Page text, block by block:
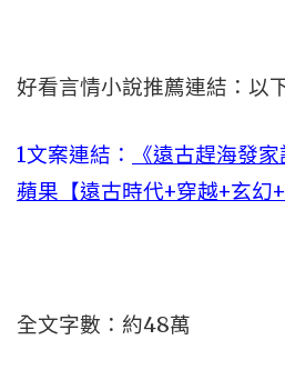
好看言情小說推薦連結：以
1文案連結：
《遠古趕海發
蘋果【遠古時代+穿越+玄幻
全文字數：約48萬